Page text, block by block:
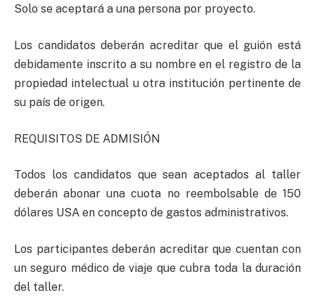
Solo se aceptará a una persona por proyecto.
Los candidatos deberán acreditar que el guión está
debidamente inscrito a su nombre en el registro de la
propiedad intelectual u otra institución pertinente de
su país de origen.
REQUISITOS DE ADMISIÓN
Todos los candidatos que sean aceptados al taller
deberán abonar una cuota no reembolsable de 150
dólares USA en concepto de gastos administrativos.
Los participantes deberán acreditar que cuentan con
un seguro médico de viaje que cubra toda la duración
del taller.